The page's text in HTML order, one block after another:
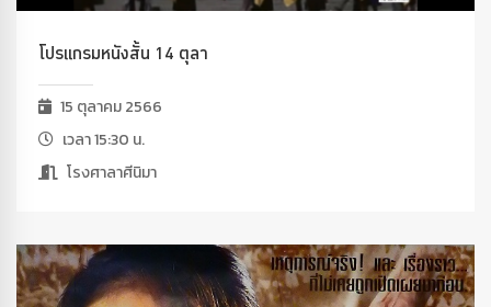
โปรแกรมหนังสั้น 14 ตุลา
15 ตุลาคม 2566
เวลา 15:30 น.
โรงศาลาศีนิมา